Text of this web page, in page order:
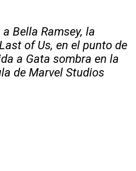
Bella Ramsey, la
of Us, en el punto de
a Gata sombra en la
de Marvel Studios